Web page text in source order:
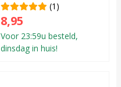
(1)
8,95
Voor 23:59u besteld,
dinsdag in huis!